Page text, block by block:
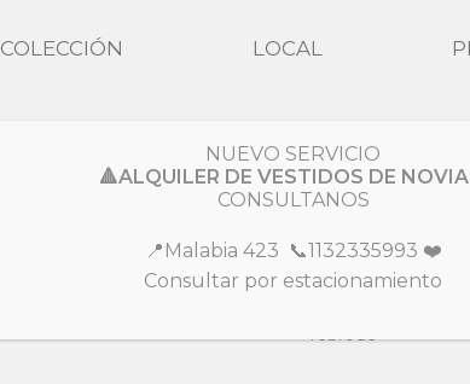
COLECCIÓN LOCAL
Colección
Andrea
Diseño
rebrodé
NUEVO SERVICIO
🔺ALQUILER DE VESTIDOS DE
CONSULTANOS
📍Malabia 423 📞1132335993 ❤️
Consultar por estacionamiento